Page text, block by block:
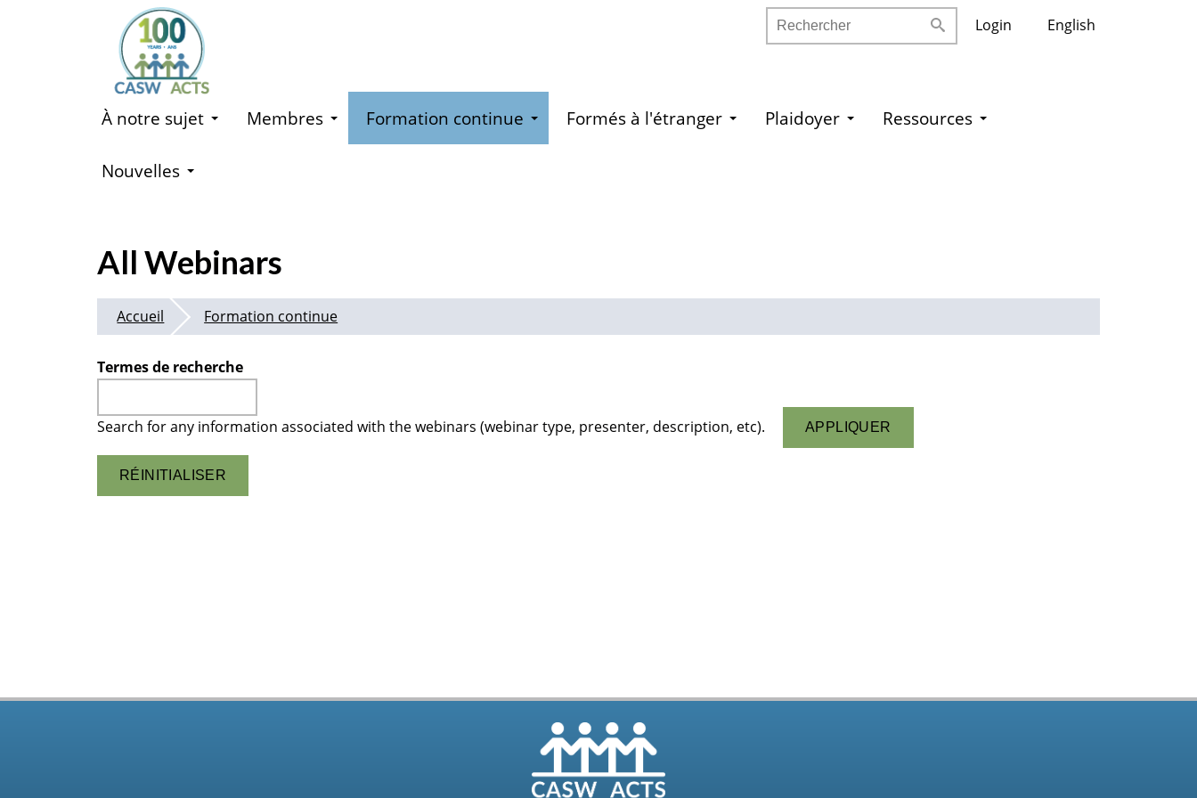
English
Login
Rechercher
À notre sujet Membres Formation continue Formés à l'étranger Plaidoyer Ressources
Nouvelles
All Webinars
Accueil Formation continue
Termes de recherche
Search for any information associated with the webinars (webinar type, presenter, description, etc).